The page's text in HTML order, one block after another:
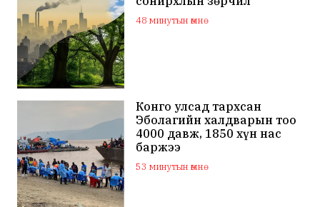
48 минутын өмнө
Конго улсад тархсан
Эболагийн халдварын тоо
4000 давж, 1850 хүн нас
баржээ
53 минутын өмнө